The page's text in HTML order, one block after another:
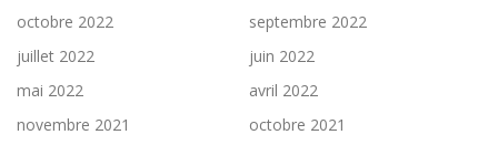
octobre 2022
septembre 2022
juillet 2022
juin 2022
mai 2022
avril 2022
novembre 2021
octobre 2021